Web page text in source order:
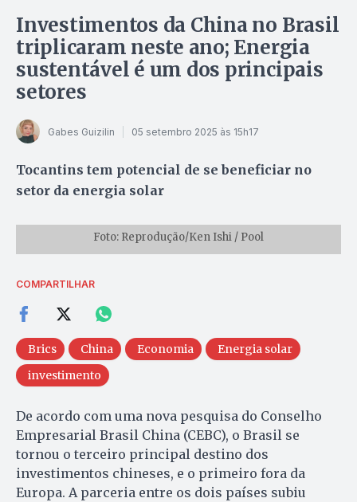
Investimentos da China no Brasil
triplicaram neste ano; Energia
sustentável é um dos principais
setores
Gabes Guizilin 05 setembro 2025 às 15h17
Tocantins tem potencial de se beneficiar no
setor da energia solar
Foto: Reprodução/Ken Ishi / Pool
COMPARTILHAR
Brics China Economia
Energia solar
investimento
De acordo com uma nova pesquisa do Conselho
Empresarial Brasil China (CEBC), o Brasil se
tornou o terceiro principal destino dos
investimentos chineses, e o primeiro fora da
Europa. A parceria entre os dois países subiu